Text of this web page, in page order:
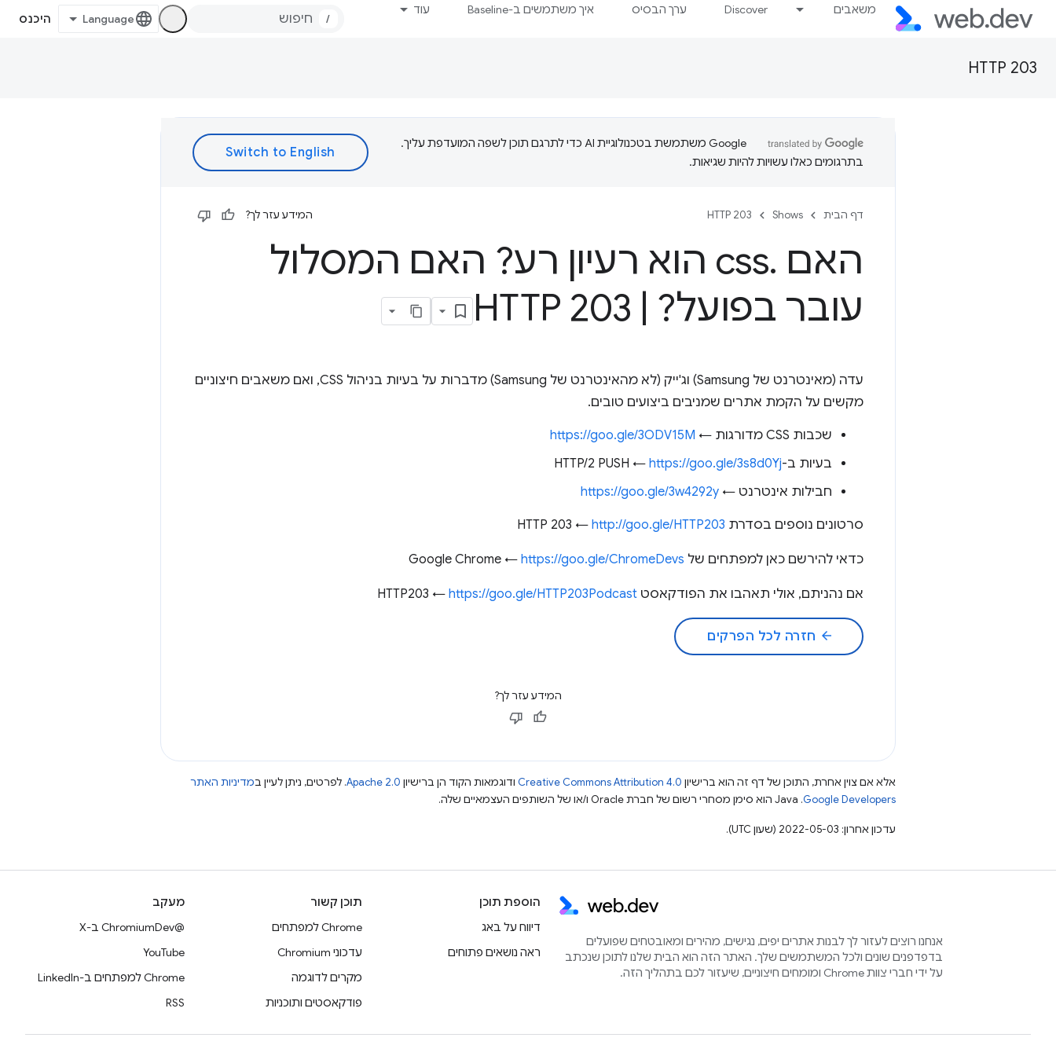
משאבים Discover ערך הבסיס איך משתמשים ב-Baseline עוד
/ היכנס
HTTP 203
‫Google משתמשת בטכנולוגיית AI כדי לתרגם תוכן לשפה המועדפת עליך.
בתרגומים כאלו עשויות להיות שגיאות.
דף הבית Shows
HTTP 203 המידע עזר לך?
האם .
css הוא רעיון רע? האם המסלול
עובר בפועל?
עדה (מאינטרנט של Samsung) וג'ייק (לא מהאינטרנט של Samsung) מדברות על בעיות בניהול CSS, ואם משאבים חיצוניים
מקשים על הקמת אתרים שמניבים ביצועים טובים.
שכבות CSS מדורגות ←
https://goo.gle/3ODV15M
בעיות ב-HTTP/2 PUSH ←https://goo.gle/3s8d0Yj
חבילות אינטרנט ← https://goo.gle/3w4292y
סרטונים נוספים בסדרת HTTP 203 ← http://goo.gle/HTTP203
כדאי להירשם כאן למפתחים של Google Chrome ← https://goo.gle/ChromeDevs
אם נהניתם, אולי תאהבו את הפודקאסט HTTP203 ← https://goo.gle/HTTP203Podcast
arrow_back חזרה לכל הפרקים
המידע עזר לך?
אלא אם צוין אחרת, התוכן של דף זה הוא ברישיון Creative Commons Attribution 4.0 ודוגמאות הקוד הן ברישיון Apache 2.0. לפרטים, ניתן לעיין במדיניות האתר
Google Developers‏.‏ Java הוא סימן מסחרי רשום של חברת Oracle ו/או של השותפים העצמאיים שלה.
עדכון אחרון: 2022-05-03 (שעון UTC).
אנחנו רוצים לעזור לך לבנות אתרים יפים, נגישים, מהירים ומאובטחים שפועלים
בדפדפנים שונים ולכל המשתמשים שלך. האתר הזה הוא הבית שלנו לתוכן שנכתב
על ידי חברי צוות Chrome ומומחים חיצוניים, שיעזור לכם בתהליך הזה.
הוספת תוכן
דיווח על באג
ראה נושאים פתוחים
תוכן קשור
Chrome למפתחים
עדכוני Chromium
מקרים לדוגמה
פודקאסטים ותוכניות
מעקב
@ChromiumDev ב-X
YouTube
Chrome למפתחים ב-LinkedIn
RSS